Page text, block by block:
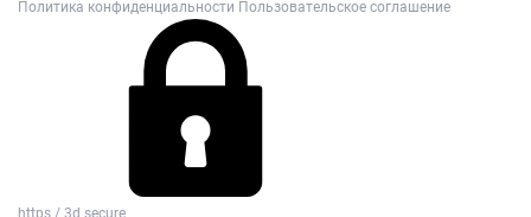
Политика конфиденциальности Пользовательское соглашение
https / 3d secure